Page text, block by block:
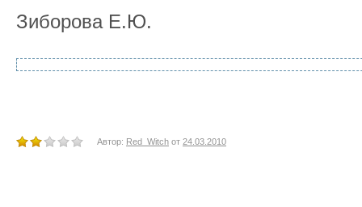
Зиборова Е.Ю.
Автор: Red_Witch от 24.03.2010